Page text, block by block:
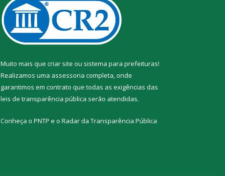
Muito mais que criar site ou sistema para prefeituras!
Realizamos uma assessoria completa, onde
garantimos em contrato que todas as exigências das
leis de transparência pública serão atendidas.
Conheça o PNTP e o Radar da Transparência Pública